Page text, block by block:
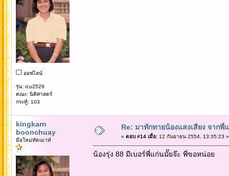
ออฟไลน์
รุ่น: rcu2529
คณะ: นิติศาสตร์
กระทู้: 103
kingkarn
boonchuay
มือใหม่หัดเมาท์
Re: มาทักทายน้องแสงเสียง จากพี่
« ตอบ #14 เมื่อ:12 กันยายน 2554, 13:35:23 »
น้องรุ่ง 88 มีเบอร์พี่แก่นมั๊ยจ๊ะ พี่ขอหน่อย